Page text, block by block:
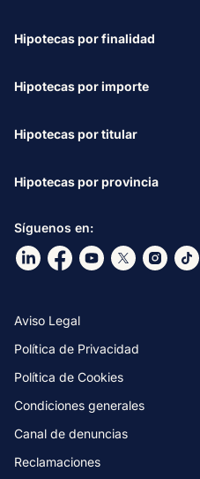
Síguenos en:
Ir a nuestro Linkdin
Ir a nuestro Facebook
Ir a nuestro canal
Ir a nuestro X
Ir a Ir a
Aviso Legal
Política de Privacidad
Política de Cookies
Condiciones generales
Canal de denuncias
Reclamaciones
Hipotecas por finalidad
Hipotecas por importe
Hipotecas por titular
Hipotecas por provincia